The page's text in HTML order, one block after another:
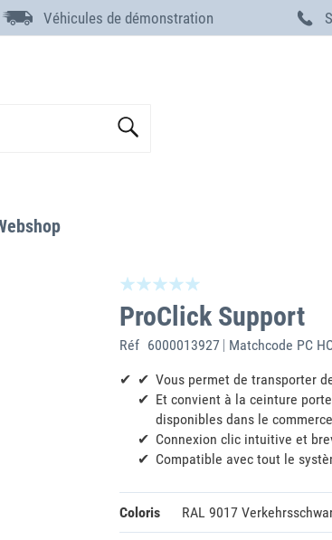
Véhicules de démonstration
ProClick Support
Réf 6000013927 Matchcode PC
Vous permet de transporter
Et convient à la ceinture
disponibles dans le commerce
Connexion clic intuitive et
Compatible avec tout le
Coloris RAL 9017